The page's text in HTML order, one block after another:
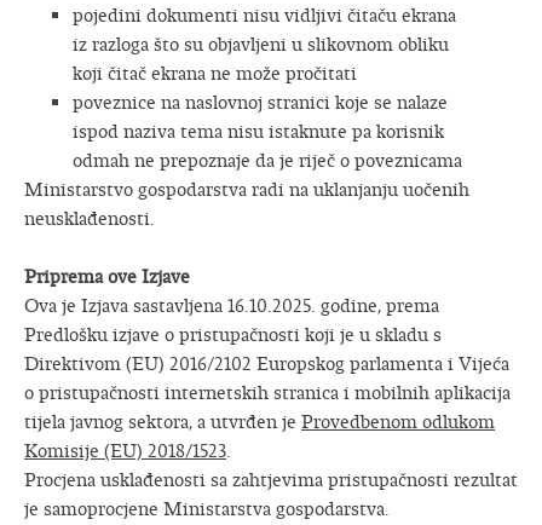
pojedini dokumenti nisu vidljivi čitaču ekrana
iz razloga što su objavljeni u slikovnom obliku
koji čitač ekrana ne može pročitati
poveznice na naslovnoj stranici koje se nalaze
ispod naziva tema nisu istaknute pa korisnik
odmah ne prepoznaje da je riječ o poveznicama
Ministarstvo gospodarstva radi na uklanjanju uočenih
neusklađenosti.
Priprema ove Izjave
Ova je Izjava sastavljena 16.10.2025. godine, prema
Predlošku izjave o pristupačnosti koji je u skladu s
Direktivom (EU) 2016/2102 Europskog parlamenta i Vijeća
o pristupačnosti internetskih stranica i mobilnih aplikacija
tijela javnog sektora, a utvrđen je Provedbenom odlukom
Komisije (EU) 2018/1523.
Procjena usklađenosti sa zahtjevima pristupačnosti rezultat
je samoprocjene Ministarstva gospodarstva.